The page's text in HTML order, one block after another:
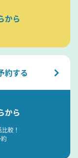
から
約する
から
較！